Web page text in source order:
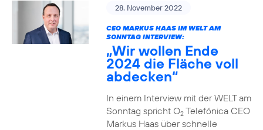
28. November 2022
CEO MARKUS HAAS IM WELT AM
SONNTAG INTERVIEW:
„Wir wollen Ende
2024 die Fläche voll
abdecken“
In einem Interview mit der WELT am
Sonntag spricht O2Telefónica CEO
Markus Haas über schnelle